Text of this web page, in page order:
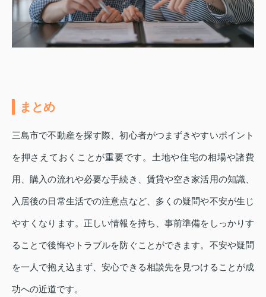
まとめ
三島市で不動産を探す際、初心者がつまずきやすいポイント
を押さえておくことが重要です。土地や住宅の相場や諸費
用、購入の流れや必要な手続き、賃貸や空き家活用の知識、
入居後の日常生活での注意点など、多くの疑問や不安が生じ
やすくなります。正しい情報を持ち、事前準備をしっかりす
ることで後悔やトラブルを防ぐことができます。不安や疑問
を一人で抱え込まず、安心できる相談先を見つけることが成
功への近道です。